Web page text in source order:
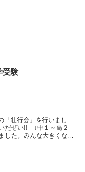
受験
「壮行会」を行いまし
だぜい!! ↓中１～高２
た。みんな大きくなっ